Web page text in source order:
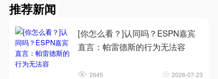
推荐新闻
[你怎么看？]认同吗？ESPN嘉宾
直言：帕雷德斯的行为无法容
2645 2026-07-23